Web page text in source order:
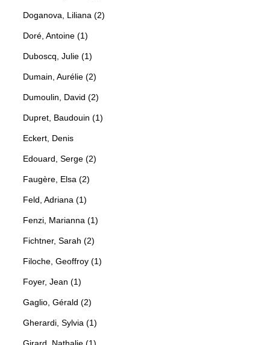
Doganova, Liliana (2)
Doré, Antoine (1)
Duboscq, Julie (1)
Dumain, Aurélie (2)
Dumoulin, David (2)
Dupret, Baudouin (1)
Eckert, Denis
Edouard, Serge (2)
Faugère, Elsa (2)
Feld, Adriana (1)
Fenzi, Marianna (1)
Fichtner, Sarah (2)
Filoche, Geoffroy (1)
Foyer, Jean (1)
Gaglio, Gérald (2)
Gherardi, Sylvia (1)
Girard, Nathalie (1)